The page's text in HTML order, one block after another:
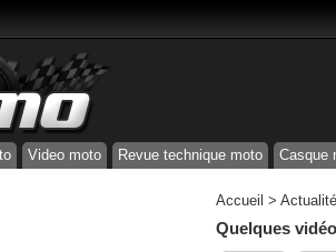
Video moto Revue technique moto Casque
Accueil >
Quelques